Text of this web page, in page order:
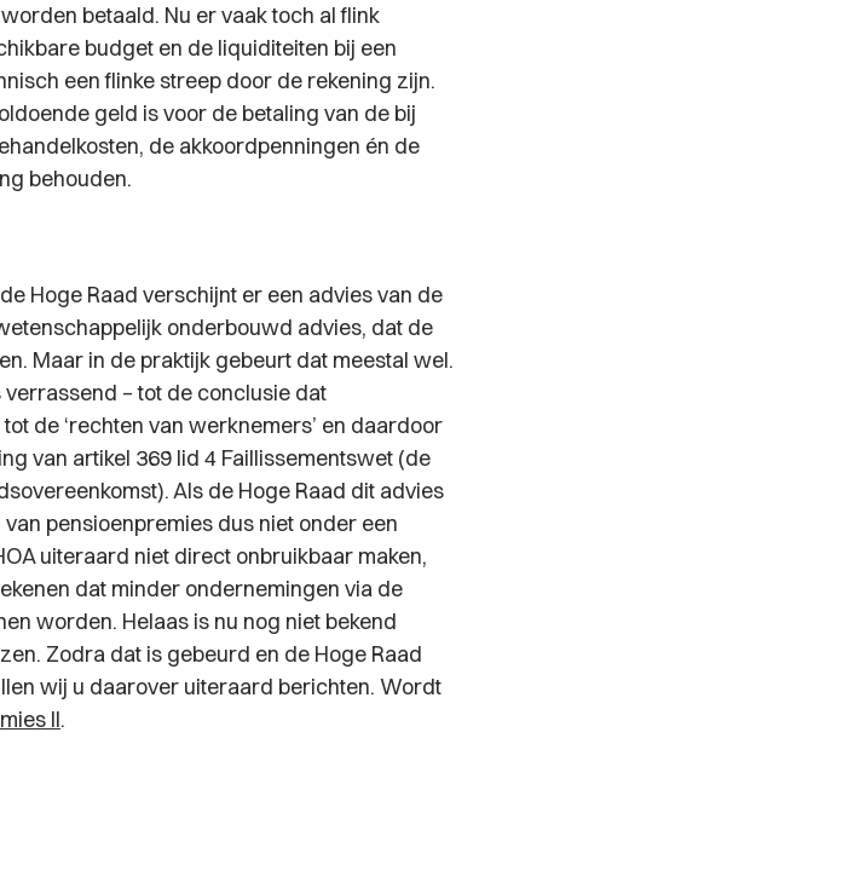
betaald. Nu er vaak toch al flink
budget en de liquiditeiten bij een
een flinke streep door de rekening zijn.
geld is voor de betaling van de bij
de akkoordpenningen én de
behouden.
Hoge Raad verschijnt er een advies van de
onderbouwd advies, dat de
Maar in de praktijk gebeurt dat meestal wel.
– tot de conclusie dat
de ‘rechten van werknemers’ en daardoor
van artikel 369 lid 4 Faillissementswet (de
Als de Hoge Raad dit advies
pensioenpremies dus niet onder een
uiteraard niet direct onbruikbaar maken,
dat minder ondernemingen via de
worden. Helaas is nu nog niet bekend
Zodra dat is gebeurd en de Hoge Raad
wij u daarover uiteraard berichten. Wordt
II.